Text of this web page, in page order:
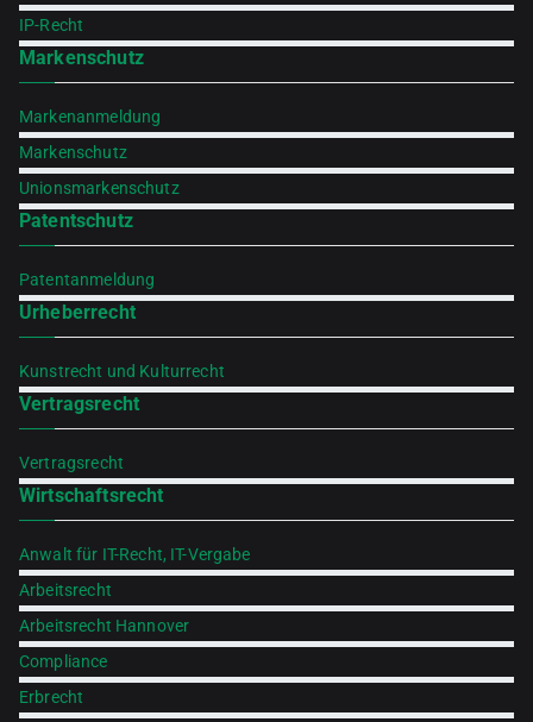
IP-Recht
Markenschutz
Markenanmeldung
Markenschutz
Unionsmarkenschutz
Patentschutz
Patentanmeldung
Urheberrecht
Kunstrecht und Kulturrecht
Vertragsrecht
Vertragsrecht
Wirtschaftsrecht
Anwalt für IT-Recht, IT-Vergabe
Arbeitsrecht
Arbeitsrecht Hannover
Compliance
Erbrecht